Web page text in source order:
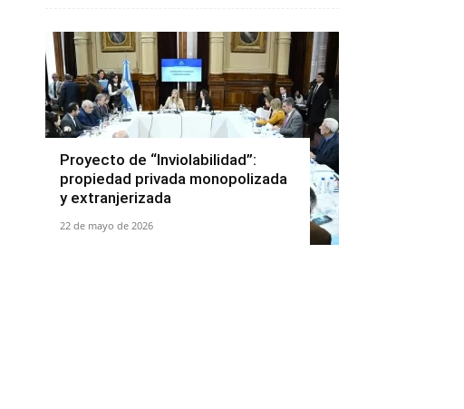
Proyecto de “Inviolabilidad”:
propiedad privada monopolizada
y extranjerizada
22 de mayo de 2026